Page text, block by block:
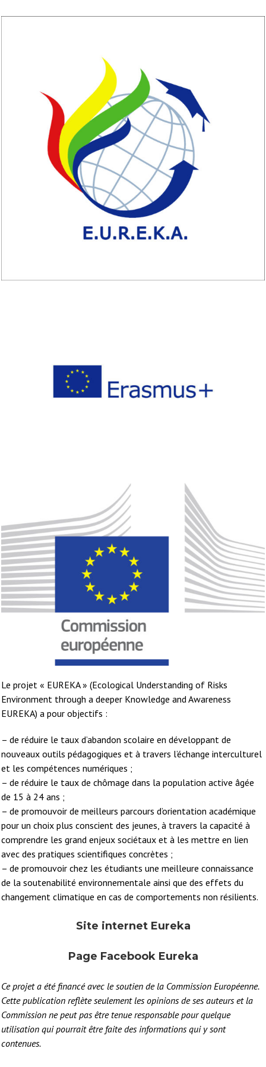
Le projet « EUREKA » (Ecological Understanding of Risks
Environment through a deeper Knowledge and Awareness
EUREKA) a pour objectifs :
– de réduire le taux d’abandon scolaire en développant de
nouveaux outils pédagogiques et à travers l’échange interculturel
et les compétences numériques ;
– de réduire le taux de chômage dans la population active âgée
de 15 à 24 ans ;
– de promouvoir de meilleurs parcours d’orientation académique
pour un choix plus conscient des jeunes, à travers la capacité à
comprendre les grand enjeux sociétaux et à les mettre en lien
avec des pratiques scientifiques concrètes ;
– de promouvoir chez les étudiants une meilleure connaissance
de la soutenabilité environnementale ainsi que des effets du
changement climatique en cas de comportements non résilients.
Site internet Eureka
Page Facebook Eureka
Ce projet a été financé avec le soutien de la Commission Européenne.
Cette publication reflète seulement les opinions de ses auteurs et la
Commission ne peut pas être tenue responsable pour quelque
utilisation qui pourrait être faite des informations qui y sont
contenues.